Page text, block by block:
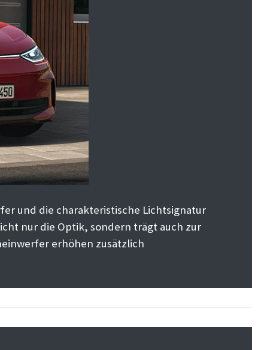
und die charakteristische Lichtsignatur
nur die Optik, sondern trägt auch zur
erhöhen zusätzlich